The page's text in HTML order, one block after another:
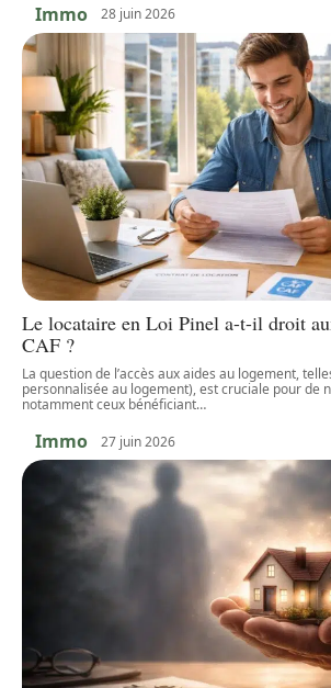
Immo 28 juin 2026
Le locataire en Loi Pinel a-t-il droit
CAF ?
La question de l’accès aux aides au logement,
personnalisée au logement), est cruciale pour de
notamment ceux bénéficiant…
Immo 27 juin 2026